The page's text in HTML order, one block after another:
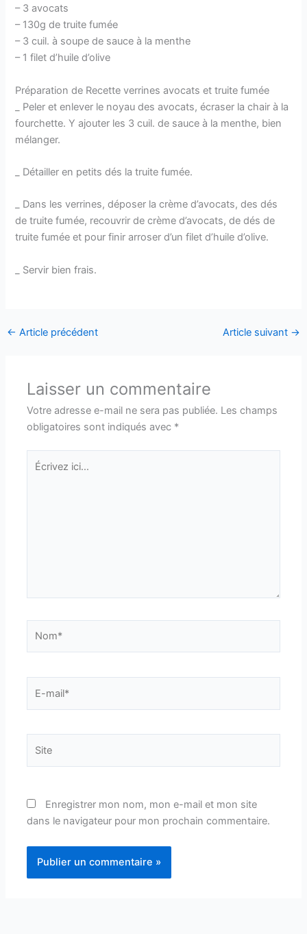
– 3 avocats
– 130g de truite fumée
– 3 cuil. à soupe de sauce à la menthe
– 1 filet d’huile d’olive
Préparation de Recette verrines avocats et truite fumée
_ Peler et enlever le noyau des avocats, écraser la chair à la
fourchette. Y ajouter les 3 cuil. de sauce à la menthe, bien
mélanger.
_ Détailler en petits dés la truite fumée.
_ Dans les verrines, déposer la crème d’avocats, des dés
de truite fumée, recouvrir de crème d’avocats, de dés de
truite fumée et pour finir arroser d’un filet d’huile d’olive.
_ Servir bien frais.
← Article précédent Article suivant →
Laisser un commentaire
Votre adresse e-mail ne sera pas publiée. Les champs
obligatoires sont indiqués avec *
Écrivez
ici…
mail*
Enregistrer mon nom, mon e-mail et mon site
dans le navigateur pour mon prochain commentaire.